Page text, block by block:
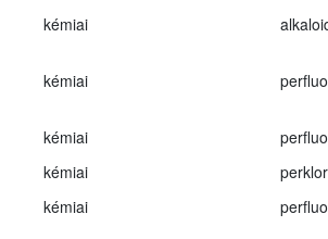
kémiai
kémiai
kémiai
kémiai
kémiai